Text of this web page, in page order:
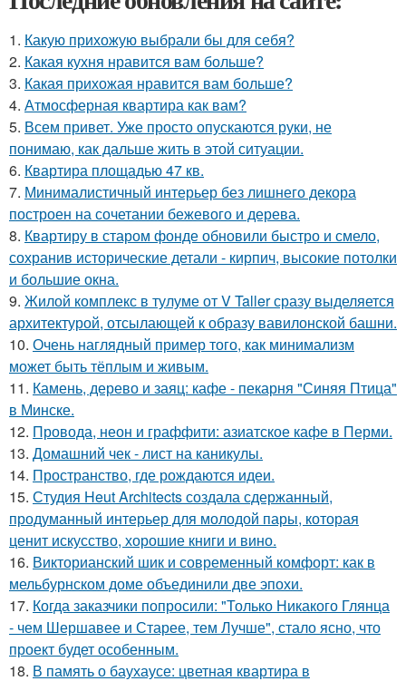
1. Какую прихожую выбрали бы для себя?
2. Какая кухня нравится вам больше?
3. Какая прихожая нравится вам больше?
4. Атмосферная квартира как вам?
5. Всем привет. Уже просто опускаются руки, не
понимаю, как дальше жить в этой ситуации.
6. Квартира площадью 47 кв.
7. Минималистичный интерьер без лишнего декора
построен на сочетании бежевого и дерева.
8. Квартиру в старом фонде обновили быстро и смело,
сохранив исторические детали - кирпич, высокие потолки
и большие окна.
9. Жилой комплекс в тулуме от V Taller сразу выделяется
архитектурой, отсылающей к образу вавилонской башни.
10. Очень наглядный пример того, как минимализм
может быть тёплым и живым.
11. Камень, дерево и заяц: кафе - пекарня "Синяя Птица"
в Минске.
12. Провода, неон и граффити: азиатское кафе в Перми.
13. Домашний чек - лист на каникулы.
14. Пространство, где рождаются идеи.
15. Студия Heut Architects создала сдержанный,
продуманный интерьер для молодой пары, которая
ценит искусство, хорошие книги и вино.
16. Викторианский шик и современный комфорт: как в
мельбурнском доме объединили две эпохи.
17. Когда заказчики попросили: "Только Никакого Глянца
- чем Шершавее и Старее, тем Лучше", стало ясно, что
проект будет особенным.
18. В память о баухаусе: цветная квартира в